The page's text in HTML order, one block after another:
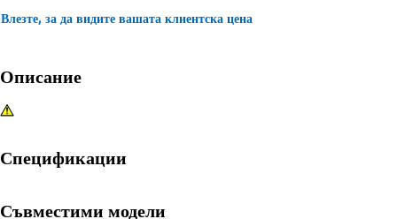
Влезте, за да видите вашата клиентска цена
Описание
Спецификации
Съвместими модели